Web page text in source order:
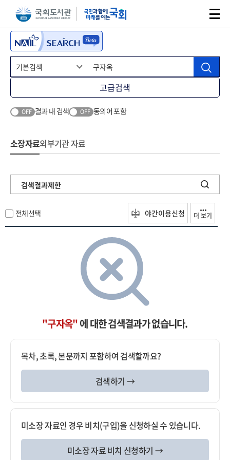
본문 바로가기주메뉴 바로가기
고급검색
OFF 결과 내 검색 OFF 동의어 포함
소장자료외부기관 자료
검색결과제한
전체선택 야간이용신청 더 보기
"구자옥"에 대한 검색결과가 없습니다.
목차, 초록, 본문까지 포함하여 검색할까요?
검색하기 →
미소장 자료인 경우 비치(구입)을 신청하실 수 있습니다.
미소장 자료 비치 신청하기 →